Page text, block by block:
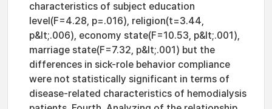
characteristics of subject education
level(F=4.28, p=.016), religion(t=3.44,
p&lt;.006), economy state(F=10.53, p&lt;.001),
marriage state(F=7.32, p&lt;.001) but the
differences in sick-role behavior compliance
were not statistically significant in terms of
disease-related characteristics of hemodialysis